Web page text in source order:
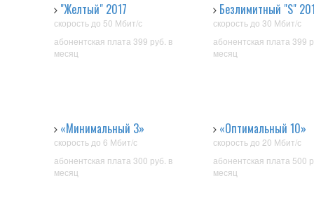
"Желтый" 2017
скорость до 50 Мбит/с
абонентская плата 399 руб. в
месяц
Безлимитный "S"
скорость до 30 Мбит/с
абонентская плата 399
месяц
«Минимальный 3»
скорость до 6 Мбит/с
абонентская плата 300 руб. в
месяц
«Оптимальный 10»
скорость до 20 Мбит/с
абонентская плата 500
месяц